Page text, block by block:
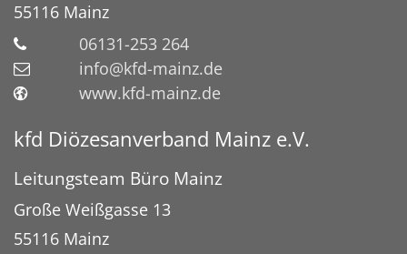
55116 Mainz
06131-253 264
info@kfd-mainz.de
www.kfd-mainz.de
kfd Diözesanverband Mainz e.V.
Leitungsteam Büro Mainz
Große Weißgasse 13
55116 Mainz